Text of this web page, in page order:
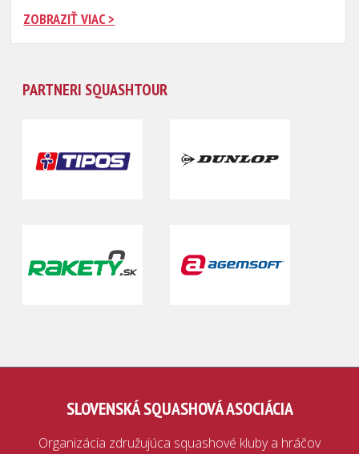
ZOBRAZIŤ VIAC >
PARTNERI SQUASHTOUR
SLOVENSKÁ SQUASHOVÁ ASOCIÁCIA
Organizácia združujúca squashové kluby a hráčov